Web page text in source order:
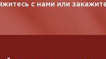
с нами или